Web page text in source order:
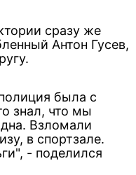
сразу же
Антон Гусев,
была с
знал, что мы
Взломали
в спортзале.
- поделился